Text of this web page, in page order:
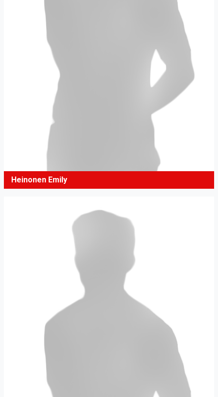
Heinonen Emily